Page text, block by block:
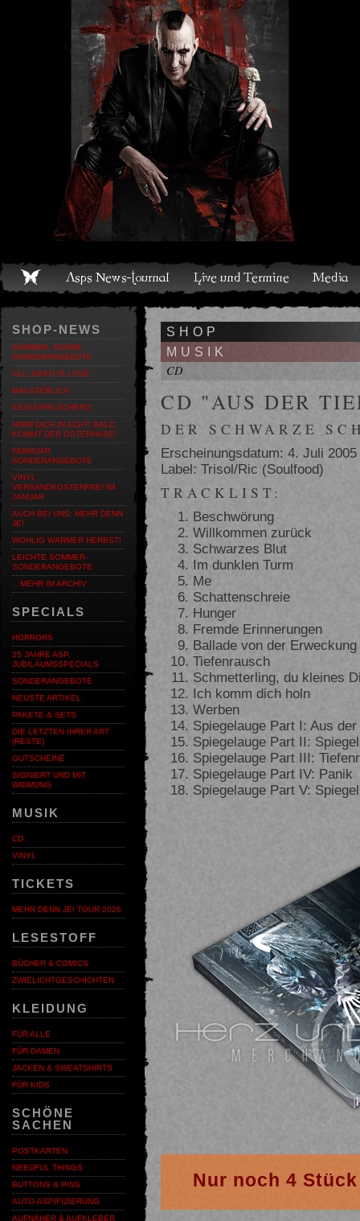
Live und Termine Media Shop Band Discografie
SHOP-NEWS
SOMMER, SONNE,
SONDERANGEBOTE
ALL JUNI'D IS LOVE
MAI-STERLICH
KEIN APRILSCHERZ!
NIMM DICH IN ACHT! BALD
KOMMT DER OSTERHASE!
FEBRUAR
SONDERANGEBOTE
VINYL
VERSANDKOSTENFREI IM
JANUAR
AUCH BEI UNS: MEHR DENN
JE!
WOHLIG WARMER HERBST!
LEICHTE SOMMER-
SONDERANGEBOTE
…MEHR IM ARCHIV
SPECIALS
HORRORS
25 JAHRE ASP.
JUBILÄUMSSPECIALS
SONDERANGEBOTE
NEUSTE ARTIKEL
PAKETE & SETS
DIE LETZTEN IHRER ART
(RESTE)
GUTSCHEINE
SIGNIERT UND MIT
WIDMUNG
MUSIK
CD
VINYL
TICKETS
MEHR DENN JE! TOUR 2026
LESESTOFF
BÜCHER & COMICS
ZWIELICHTGESCHICHTEN
KLEIDUNG
FÜR ALLE
FÜR DAMEN
JACKEN & SWEATSHIRTS
FÜR KIDS
SCHÖNE
SACHEN
POSTKARTEN
NEEDFUL THINGS
BUTTONS & PINS
AUTO-ASPIFIZIERUNG
AUFNÄHER & AUFKLEBER
SHOP
MUSIK
CD
CD "AUS DER
DER SCHWARZE
Erscheinungsdatum: 4. Juli 2005
Label: Trisol/Ric (Soulfood)
TRACKLIST:
Beschwörung
Willkommen zurück
Schwarzes Blut
Im dunklen Turm
Me
Schattenschreie
Hunger
Fremde Erinnerungen
Ballade von der Erweckung
Tiefenrausch
Schmetterling, du kleines
Ich komm dich holn
Werben
Spiegelauge Part I: Aus der
Spiegelauge Part II:
Spiegelauge Part III:
Spiegelauge Part IV: Panik
Spiegelauge Part V: Spiegel
Nur noch 4